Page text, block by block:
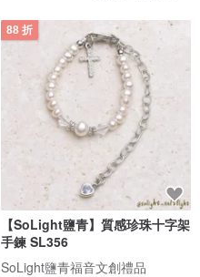
88 折
【SoLight鹽青】質感珍珠十字架
手鍊 SL356
SoLight鹽青福音文創禮品